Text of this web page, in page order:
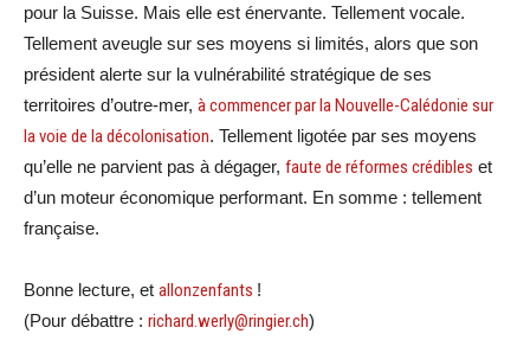
pour la Suisse. Mais elle est énervante. Tellement vocale.
Tellement aveugle sur ses moyens si limités, alors que son
président alerte sur la vulnérabilité stratégique de ses
territoires d’outre-mer, à commencer par la Nouvelle-Calédonie sur
la voie de la décolonisation. Tellement ligotée par ses moyens
qu’elle ne parvient pas à dégager, faute de réformes crédibles et
d’un moteur économique performant. En somme : tellement
française.
Bonne lecture, et allonzenfants !
(Pour débattre : richard.werly@ringier.ch)